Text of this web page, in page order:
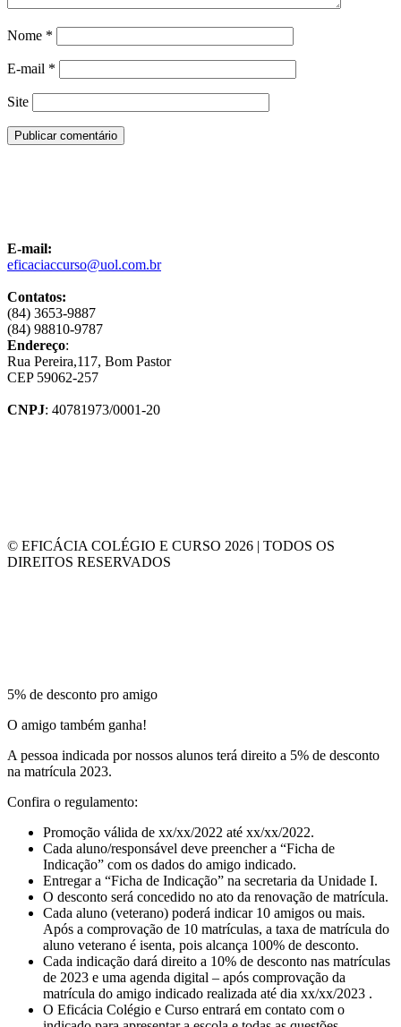
Nome *
E-mail *
Site
E-mail:
eficaciaccurso@uol.com.br
Contatos:
(84) 3653-9887
(84) 98810-9787
Endereço:
Rua Pereira,117, Bom Pastor
CEP 59062-257
CNPJ: 40781973/0001-20
© EFICÁCIA COLÉGIO E CURSO 2026 | TODOS OS
DIREITOS RESERVADOS
5% de desconto pro amigo
O amigo também ganha!
A pessoa indicada por nossos alunos terá direito a 5% de desconto
na matrícula 2023.
Confira o regulamento:
Promoção válida de xx/xx/2022 até xx/xx/2022.
Cada aluno/responsável deve preencher a “Ficha de
Indicação” com os dados do amigo indicado.
Entregar a “Ficha de Indicação” na secretaria da Unidade I.
O desconto será concedido no ato da renovação de matrícula.
Cada aluno (veterano) poderá indicar 10 amigos ou mais.
Após a comprovação de 10 matrículas, a taxa de matrícula do
aluno veterano é isenta, pois alcança 100% de desconto.
Cada indicação dará direito a 10% de desconto nas matrículas
de 2023 e uma agenda digital – após comprovação da
matrícula do amigo indicado realizada até dia xx/xx/2023 .
O Eficácia Colégio e Curso entrará em contato com o